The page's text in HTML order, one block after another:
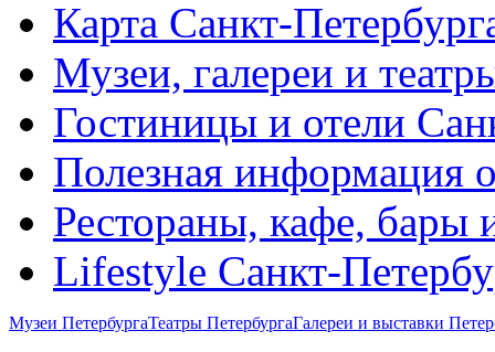
Карта Санкт-
Музеи, галереи и
Гостиницы и отели
Полезная информация
Рестораны, кафе, бары
Lifestyle Санкт-
Музеи ПетербургаТеатры ПетербургаГалереи и выставки